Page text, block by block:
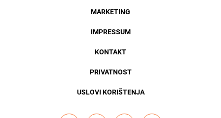
MARKETING
IMPRESSUM
KONTAKT
PRIVATNOST
USLOVI KORIŠTENJA